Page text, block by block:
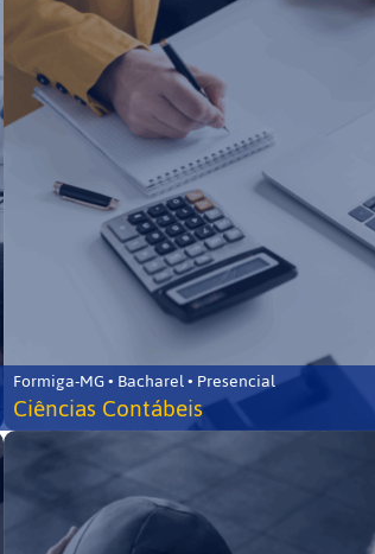
Formiga-MG • Bacharel • Presencial
Ciências Contábeis